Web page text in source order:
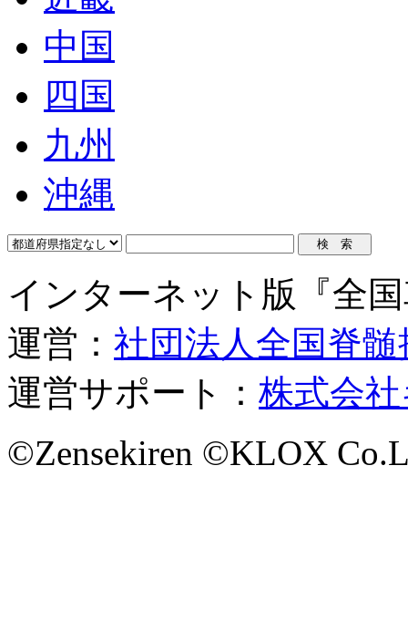
中国
四国
九州
沖縄
インターネット版『全
運営： 社団法人全国脊
運営サポート： 株式会
©Zensekiren ©KLOX